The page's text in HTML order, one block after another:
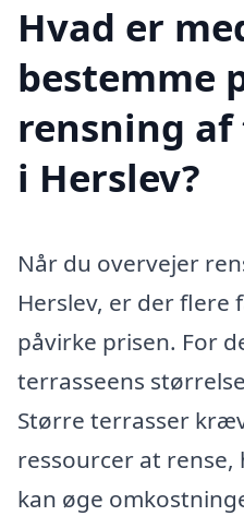
Hvad er
bestemme
rensning
i Herslev?
Når du overvejer
Herslev, er der flere
påvirke prisen. For
terrasseens
Større terrasser
ressourcer at
kan øge